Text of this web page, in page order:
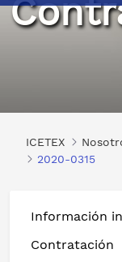
2020-0315
ICETEX
2020-0315
Información
Contratación